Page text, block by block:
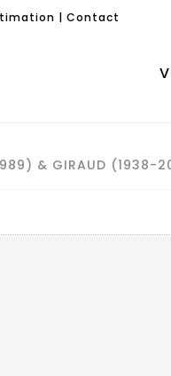
| Contact
& GIRAUD (1938-